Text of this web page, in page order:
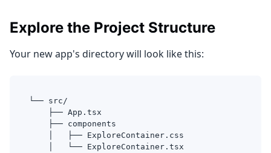
Explore the Project Structure
Your new app's directory will look like this:
└── src/
    ├── App.tsx
    ├── components
    │   ├── ExploreContainer.css
    │   └── ExploreContainer.tsx